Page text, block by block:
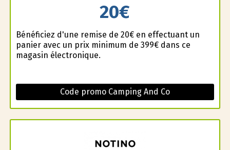
20€
Bénéficiez d'une remise de 20€ en effectuant un
panier avec un prix minimum de 399€ dans ce
magasin électronique.
Code promo Camping And Co